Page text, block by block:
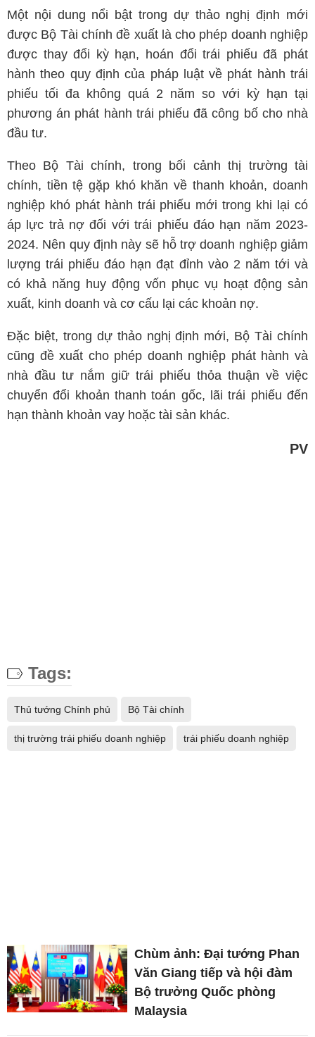
Một nội dung nổi bật trong dự thảo nghị định mới
được Bộ Tài chính đề xuất là cho phép doanh nghiệp
được thay đổi kỳ hạn, hoán đổi trái phiếu đã phát
hành theo quy định của pháp luật về phát hành trái
phiếu tối đa không quá 2 năm so với kỳ hạn tại
phương án phát hành trái phiếu đã công bố cho nhà
đầu tư.
Theo Bộ Tài chính, trong bối cảnh thị trường tài
chính, tiền tệ gặp khó khăn về thanh khoản, doanh
nghiệp khó phát hành trái phiếu mới trong khi lại có
áp lực trả nợ đối với trái phiếu đáo hạn năm 2023-
2024. Nên quy định này sẽ hỗ trợ doanh nghiệp giảm
lượng trái phiếu đáo hạn đạt đỉnh vào 2 năm tới và
có khả năng huy động vốn phục vụ hoạt động sản
xuất, kinh doanh và cơ cấu lại các khoản nợ.
Đặc biệt, trong dự thảo nghị định mới, Bộ Tài chính
cũng đề xuất cho phép doanh nghiệp phát hành và
nhà đầu tư nắm giữ trái phiếu thỏa thuận về việc
chuyển đổi khoản thanh toán gốc, lãi trái phiếu đến
hạn thành khoản vay hoặc tài sản khác.
PV
Tags:
Thủ tướng Chính phủ Bộ Tài chính
thị trường trái phiếu doanh nghiệp trái phiếu doanh nghiệp
Chùm ảnh: Đại tướng Phan
Văn Giang tiếp và hội đàm
Bộ trưởng Quốc phòng
Malaysia